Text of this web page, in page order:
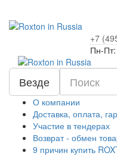
+7
Пн-
Везде
О компании
Доставка, оплата,
Участие в тендерах
Возврат - обмен
9 причин купить